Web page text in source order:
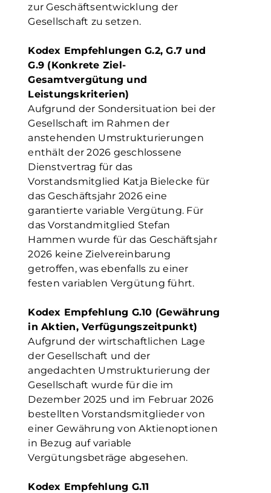
zur Geschäftsentwicklung der
Gesellschaft zu setzen.
Kodex Empfehlungen G.2, G.7 und
G.9 (Konkrete Ziel-
Gesamtvergütung und
Leistungskriterien)
Aufgrund der Sondersituation bei der
Gesellschaft im Rahmen der
anstehenden Umstrukturierungen
enthält der 2026 geschlossene
Dienstvertrag für das
Vorstandsmitglied Katja Bielecke für
das Geschäftsjahr 2026 eine
garantierte variable Vergütung. Für
das Vorstandmitglied Stefan
Hammen wurde für das Geschäftsjahr
2026 keine Zielvereinbarung
getroffen, was ebenfalls zu einer
festen variablen Vergütung führt.
Kodex Empfehlung G.10 (Gewährung
in Aktien, Verfügungszeitpunkt)
Aufgrund der wirtschaftlichen Lage
der Gesellschaft und der
angedachten Umstrukturierung der
Gesellschaft wurde für die im
Dezember 2025 und im Februar 2026
bestellten Vorstandsmitglieder von
einer Gewährung von Aktienoptionen
in Bezug auf variable
Vergütungsbeträge abgesehen.
Kodex Empfehlung G.11